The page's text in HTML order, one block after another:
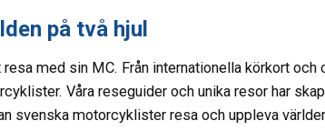
på två hjul
med sin MC. Från internationella körkort
Våra reseguider och unika resor har
svenska motorcyklister resa och uppleva